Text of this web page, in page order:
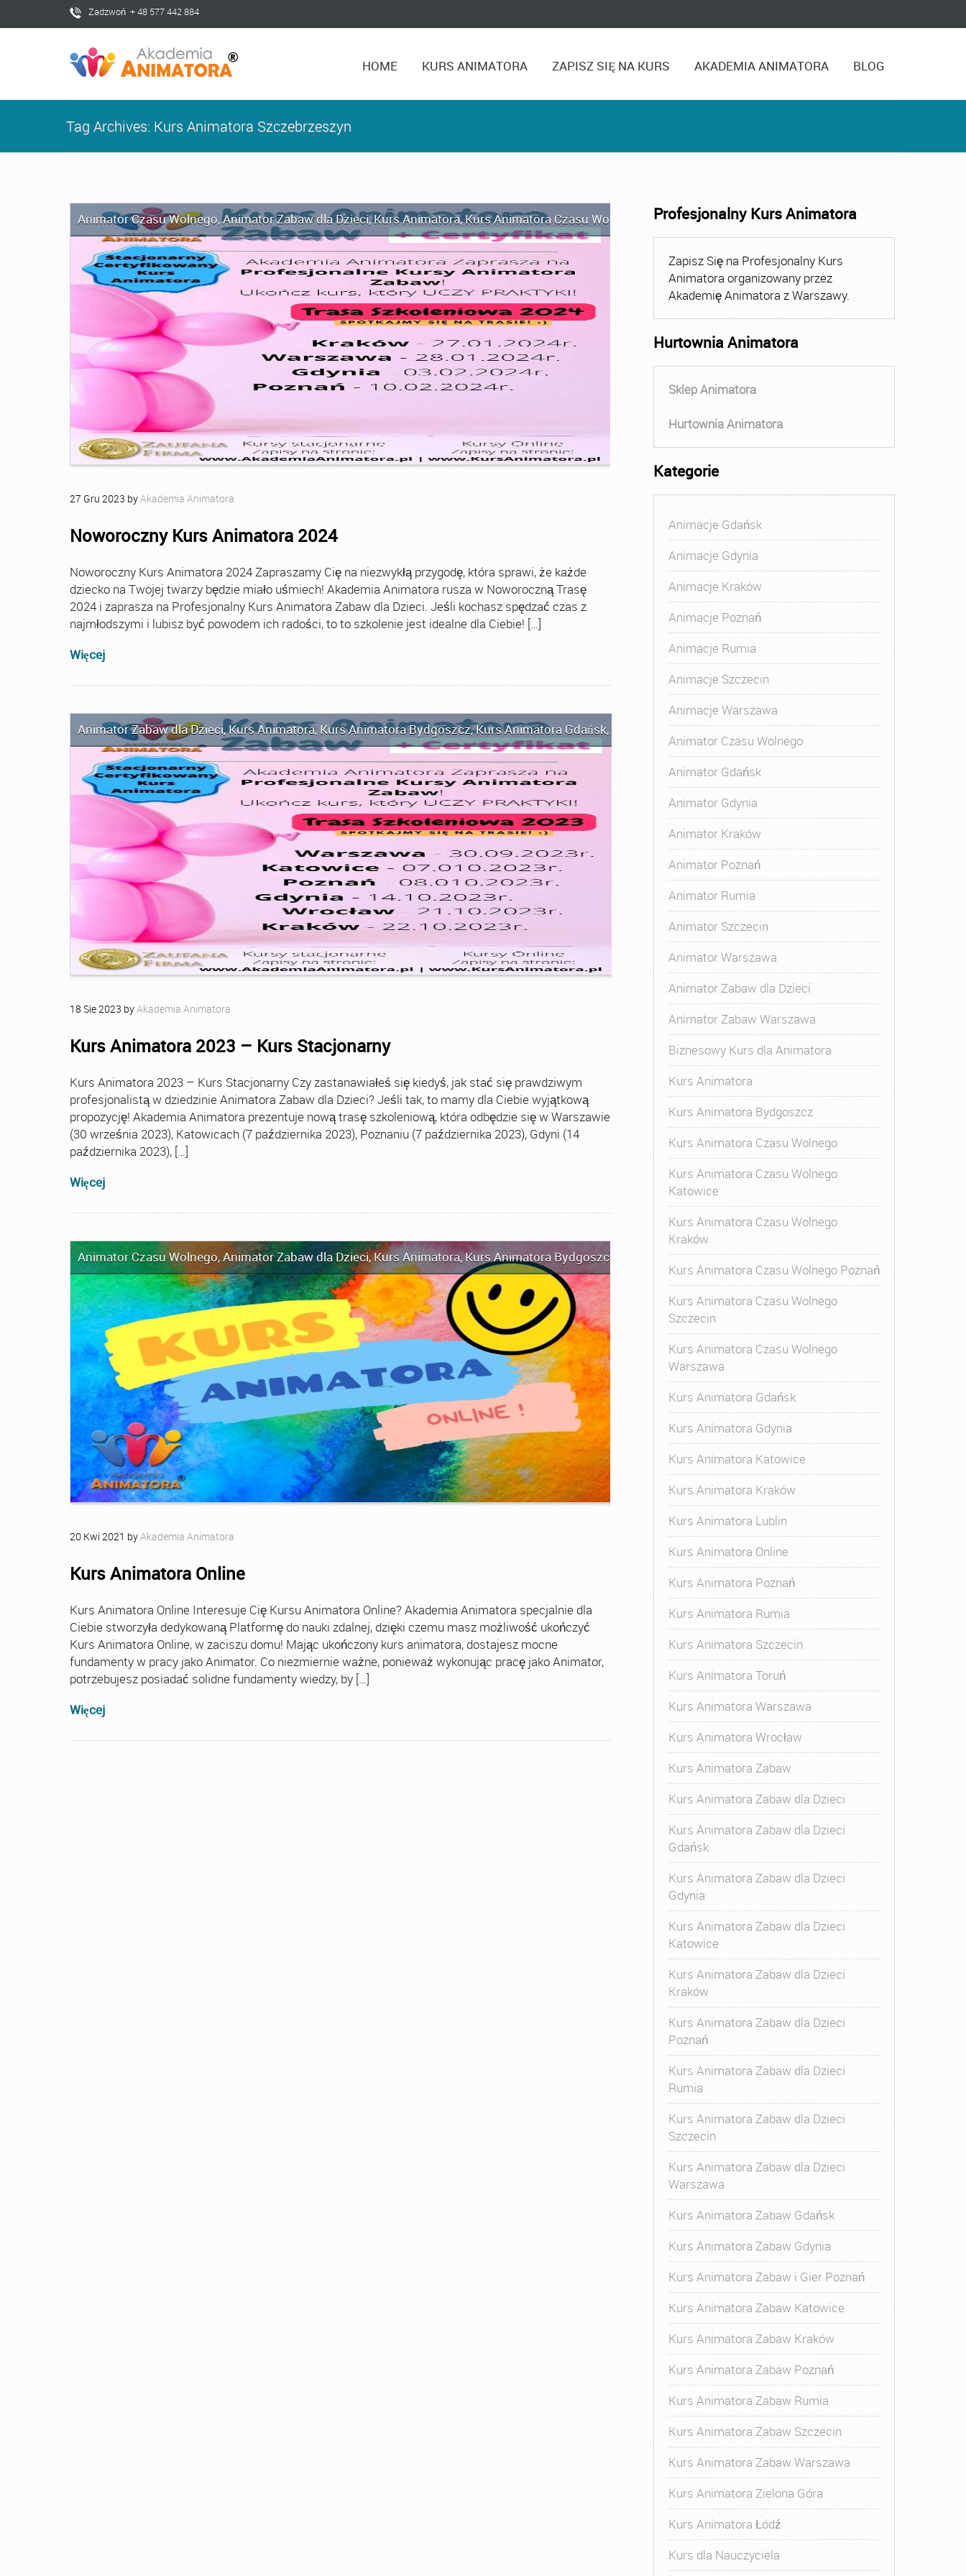
Zadzwoń + 48 577 442 884
HOME KURS ANIMATORA ZAPISZ SIĘ NA KURS AKADEMIA ANIMATORA BLOG
Tag Archives: Kurs Animatora Szczebrzeszyn
Animator Czasu Wolnego,Animator Zabaw dla Dzieci,Kurs Animatora,Kurs Animatora Czasu Wolnego Kurs Animatora Czasu Wolnego Warszawa
27 Gru 2023 byAkademia Animatora
Noworoczny Kurs Animatora 2024
Noworoczny Kurs Animatora 2024 Zapraszamy Cię na niezwykłą przygodę, która sprawi, że każde
dziecko na Twojej twarzy będzie miało uśmiech! Akademia Animatora rusza w Noworoczną Trasę
2024 i zaprasza na Profesjonalny Kurs Animatora Zabaw dla Dzieci. Jeśli kochasz spędzać czas z
najmłodszymi i lubisz być powodem ich radości, to to szkolenie jest idealne dla Ciebie! […]
Więcej
Animator Zabaw dla Dzieci,Kurs Animatora, Kurs Animatora Bydgoszcz,Kurs Animatora Gdańsk, Kurs Animatora Gdynia,Kurs Animatora Katowice
18 Sie2023 byAkademia Animatora
Kurs Animatora 2023 – Kurs Stacjonarny
Kurs Animatora 2023 – Kurs Stacjonarny Czy zastanawiałeś się kiedyś, jak stać się prawdziwym
profesjonalistą w dziedzinie Animatora Zabaw dla Dzieci? Jeśli tak, to mamy dla Ciebie wyjątkową
propozycję! Akademia Animatora prezentuje nową trasę szkoleniową, która odbędzie się w Warszawie
(30 września 2023), Katowicach (7 października 2023), Poznaniu (7 października 2023), Gdyni (14
października 2023), […]
Więcej
Animator Czasu Wolnego,Animator Zabaw dla Dzieci,Kurs Animatora,Kurs Animatora Bydgoszcz Kurs Animatora Czasu Wolnego,Kurs Animatora Czasu
20 Kwi 2021 byAkademia Animatora
Kurs Animatora Online
Kurs Animatora Online Interesuje Cię Kursu Animatora Online? Akademia Animatora specjalnie dla
Ciebie stworzyła dedykowaną Platformę do nauki zdalnej, dzięki czemu masz możliwość ukończyć
Kurs Animatora Online, w zaciszu domu! Mając ukończony kurs animatora, dostajesz mocne
fundamenty w pracy jako Animator. Co niezmiernie ważne, ponieważ wykonując pracę jako Animator,
potrzebujesz posiadać solidne fundamenty wiedzy, by […]
Więcej
Profesjonalny Kurs Animatora
Zapisz Się na Profesjonalny Kurs
Animatora organizowany przez
Akademię Animatora z Warszawy.
Hurtownia Animatora
Sklep Animatora
Hurtownia Animatora
Kategorie
Animacje Gdańsk
Animacje Gdynia
Animacje Kraków
Animacje Poznań
Animacje Rumia
Animacje Szczecin
Animacje Warszawa
Animator Czasu Wolnego
Animator Gdańsk
Animator Gdynia
Animator Kraków
Animator Poznań
Animator Rumia
Animator Szczecin
Animator Warszawa
Animator Zabaw dla Dzieci
Animator Zabaw Warszawa
Biznesowy Kurs dla Animatora
Kurs Animatora
Kurs Animatora Bydgoszcz
Kurs Animatora Czasu Wolnego
Kurs Animatora Czasu Wolnego
Katowice
Kurs Animatora Czasu Wolnego
Kraków
Kurs Animatora Czasu Wolnego Poznań
Kurs Animatora Czasu Wolnego
Szczecin
Kurs Animatora Czasu Wolnego
Warszawa
Kurs Animatora Gdańsk
Kurs Animatora Gdynia
Kurs Animatora Katowice
Kurs Animatora Kraków
Kurs Animatora Lublin
Kurs Animatora Online
Kurs Animatora Poznań
Kurs Animatora Rumia
Kurs Animatora Szczecin
Kurs Animatora Toruń
Kurs Animatora Warszawa
Kurs Animatora Wrocław
Kurs Animatora Zabaw
Kurs Animatora Zabaw dla Dzieci
Kurs Animatora Zabaw dla Dzieci
Gdańsk
Kurs Animatora Zabaw dla Dzieci
Gdynia
Kurs Animatora Zabaw dla Dzieci
Katowice
Kurs Animatora Zabaw dla Dzieci
Kraków
Kurs Animatora Zabaw dla Dzieci
Poznań
Kurs Animatora Zabaw dla Dzieci
Rumia
Kurs Animatora Zabaw dla Dzieci
Szczecin
Kurs Animatora Zabaw dla Dzieci
Warszawa
Kurs Animatora Zabaw Gdańsk
Kurs Animatora Zabaw Gdynia
Kurs Animatora Zabaw i Gier Poznań
Kurs Animatora Zabaw Katowice
Kurs Animatora Zabaw Kraków
Kurs Animatora Zabaw Poznań
Kurs Animatora Zabaw Rumia
Kurs Animatora Zabaw Szczecin
Kurs Animatora Zabaw Warszawa
Kurs Animatora Zielona Góra
Kurs Animatora Łódź
Kurs dla Nauczyciela